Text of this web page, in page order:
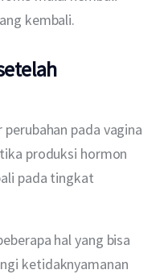
kembali.
perubahan pada vagina
produksi hormon
pada tingkat
hal yang bisa
ketidaknyamanan